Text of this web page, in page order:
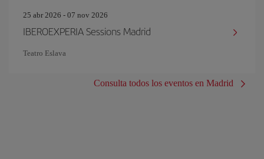
25 abr 2026 - 07 nov 2026
IBEROEXPERIA Sessions Madrid
Teatro Eslava
Consulta todos los eventos en Madrid